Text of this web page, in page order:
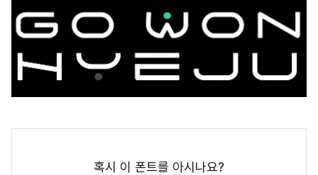
혹시 이 폰트를 아시나요?